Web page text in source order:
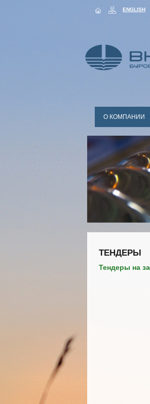
ENGLISH
О КОМПАНИИ
ТЕНДЕРЫ
Тендеры на